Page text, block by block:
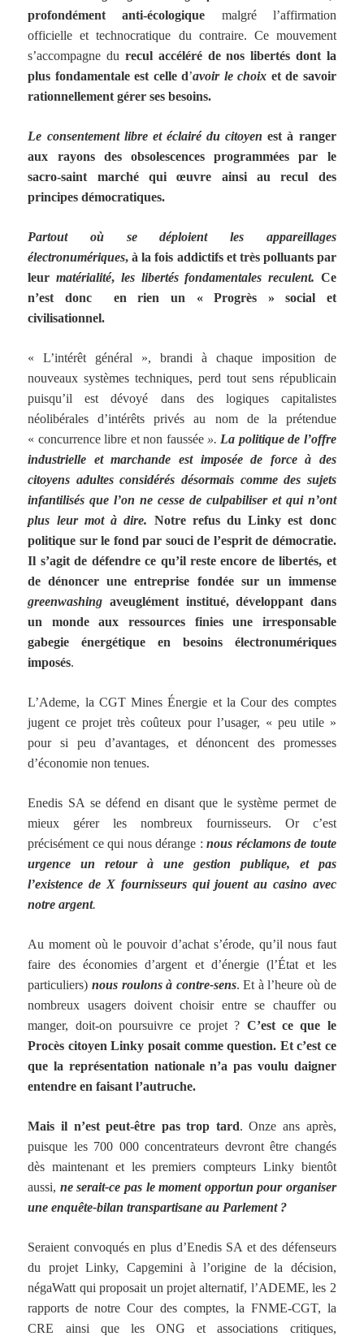
profondément anti-écologique malgré l’affirmation
officielle et technocratique du contraire. Ce mouvement
s’accompagne du recul accéléré de nos libertés dont la
plus fondamentale est celle d’avoir le choix et de savoir
rationnellement gérer ses besoins.
Le consentement libre et éclairé du citoyen est à ranger
aux rayons des obsolescences programmées par le
sacro-saint marché qui œuvre ainsi au recul des
principes démocratiques.
Partout où se déploient les appareillages
électronumériques, à la fois addictifs et très polluants par
leurmatérialité, les libertés fondamentales reculent. Ce
n’est donc en rien un « Progrès » social et
civilisationnel.
« L’intérêt général », brandi à chaque imposition de
nouveaux systèmes techniques, perd tout sens républicain
puisqu’il est dévoyé dans des logiques capitalistes
néolibérales d’intérêts privés au nom de la prétendue
« concurrence libre et non faussée ». La politique de l’offre
industrielle et marchande est imposée de force à des
citoyens adultes considérés désormais comme des sujets
infantilisés que l’on ne cesse de culpabiliser et qui n’ont
plus leur mot à dire. Notre refus du Linky est donc
politique sur le fond par souci de l’esprit de démocratie.
Il s’agit de défendre ce qu’il reste encore de libertés, et
de dénoncer une entreprise fondée sur un immense
greenwashing aveuglément institué, développant dans
un monde aux ressources finies une irresponsable
gabegie énergétique en besoins électronumériques
imposés.
L’Ademe, la CGT Mines Énergie et la Cour des comptes
jugent ce projet très coûteux pour l’usager, « peu utile »
pour si peu d’avantages, et dénoncent des promesses
d’économie non tenues.
Enedis SA se défend en disant que le système permet de
mieux gérer les nombreux fournisseurs. Or c’est
précisément ce qui nous dérange :nous réclamons de toute
urgence un retour à une gestion publique, et pas
l’existence de X fournisseurs qui jouent au casino avec
notre argent.
Au moment où le pouvoir d’achat s’érode, qu’il nous faut
faire des économies d’argent et d’énergie (l’État et les
particuliers)nous roulons à contre-sens. Et à l’heure où de
nombreux usagers doivent choisir entre se chauffer ou
manger, doit-on poursuivre ce projet ? C’est ce que le
Procès citoyen Linky posait comme question. Et c’est ce
que la représentation nationale n’a pas voulu daigner
entendre en faisant l’autruche.
Mais il n’est peut-être pas trop tard. Onze ans après,
puisque les 700 000 concentrateurs devront être changés
dès maintenant et les premiers compteurs Linky bientôt
aussi, ne serait-ce pas le moment opportun pour organiser
une enquête-bilan transpartisane au Parlement ?
Seraient convoqués en plus d’Enedis SA et des défenseurs
du projet Linky, Capgemini à l’origine de la décision,
négaWatt qui proposait un projet alternatif, l’ADEME, les 2
rapports de notre Cour des comptes, la FNME-CGT, la
CRE ainsi que les ONG et associations critiques,